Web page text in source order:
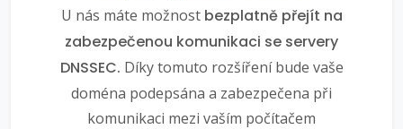
U nás máte možnost bezplatně přejít na
zabezpečenou komunikaci se servery
DNSSEC. Díky tomuto rozšíření bude vaše
doména podepsána a zabezpečena při
komunikaci mezi vaším počítačem